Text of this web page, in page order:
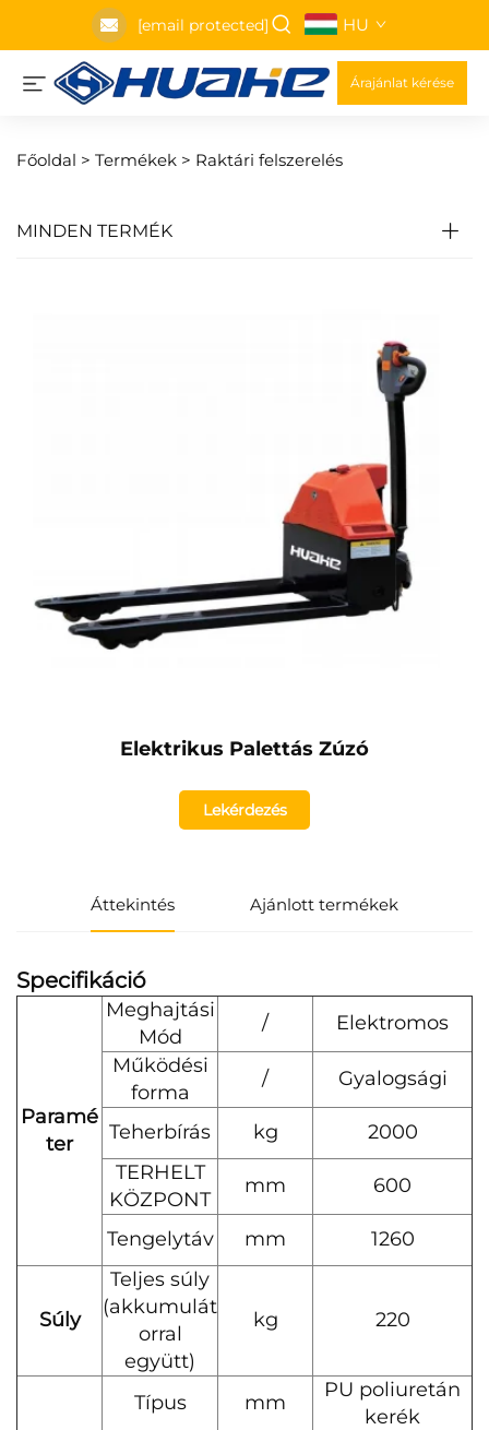
[email protected] HU
Árajánlat kérése
Főoldal > Termékek > Raktári felszerelés
MINDEN TERMÉK
Elektrikus Palettás Zúzó
Lekérdezés
Áttekintés Ajánlott termékek
Specifikáció
Paramé
ter
Meghajtási
Mód
/
Elektromos
Működési
forma
/ Gyalogsági
Teherbírás kg
2000
TERHELT
KÖZPONT
mm 600
Tengelytáv mm 1260
Súly
Teljes súly
(akkumulát
orral
együtt)
kg 220
Típus mm
PU poliuretán
kerék